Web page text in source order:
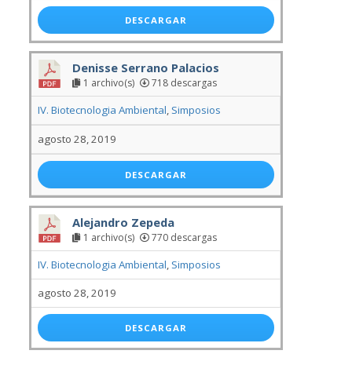
DESCARGAR
Denisse Serrano Palacios
1 archivo(s) 718 descargas
IV. Biotecnologia Ambiental, Simposios
agosto 28, 2019
DESCARGAR
Alejandro Zepeda
1 archivo(s) 770 descargas
IV. Biotecnologia Ambiental, Simposios
agosto 28, 2019
DESCARGAR